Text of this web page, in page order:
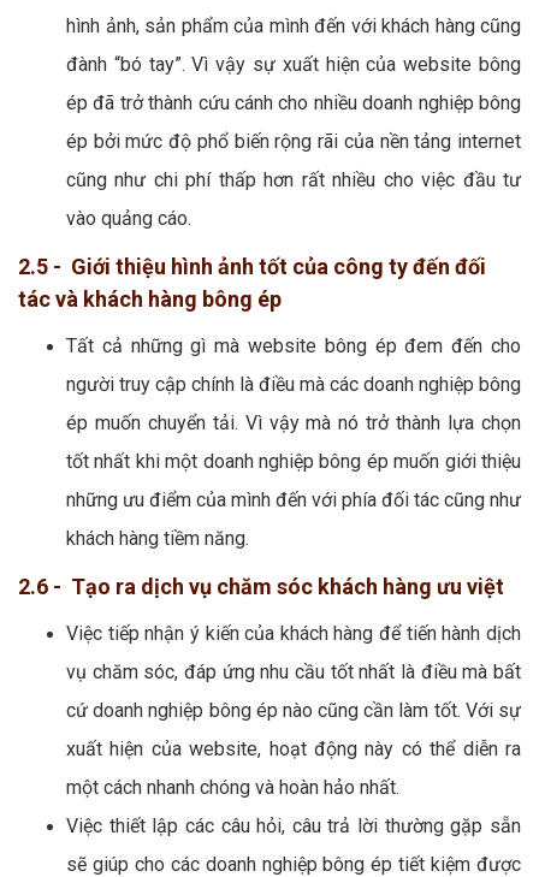
hình ảnh, sản phẩm của mình đến với khách hàng cũng
đành “bó tay”. Vì vậy sự xuất hiện của website bông
ép đã trở thành cứu cánh cho nhiều doanh nghiệp bông
ép bởi mức độ phổ biến rộng rãi của nền tảng internet
cũng như chi phí thấp hơn rất nhiều cho việc đầu tư
vào quảng cáo.
2.5 - Giới thiệu hình ảnh tốt của công ty đến đối
tác và khách hàng bông ép
Tất cả những gì mà website bông ép đem đến cho
người truy cập chính là điều mà các doanh nghiệp bông
ép muốn chuyển tải. Vì vậy mà nó trở thành lựa chọn
tốt nhất khi một doanh nghiệp bông ép muốn giới thiệu
những ưu điểm của mình đến với phía đối tác cũng như
khách hàng tiềm năng.
2.6 - Tạo ra dịch vụ chăm sóc khách hàng ưu việt
Việc tiếp nhận ý kiến của khách hàng để tiến hành dịch
vụ chăm sóc, đáp ứng nhu cầu tốt nhất là điều mà bất
cứ doanh nghiệp bông ép nào cũng cần làm tốt. Với sự
xuất hiện của website, hoạt động này có thể diễn ra
một cách nhanh chóng và hoàn hảo nhất.
Việc thiết lập các câu hỏi, câu trả lời thường gặp sẵn
sẽ giúp cho các doanh nghiệp bông ép tiết kiệm được